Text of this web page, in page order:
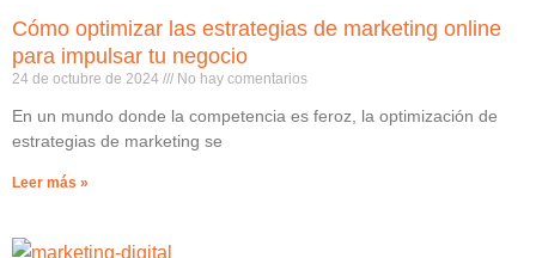
Cómo optimizar las estrategias de marketing online
para impulsar tu negocio
24 de octubre de 2024 No hay comentarios
En un mundo donde la competencia es feroz, la optimización de
estrategias de marketing se
Leer más »